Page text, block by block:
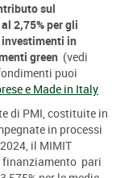
sul
2,75% per gli
in
green (vedi
puoi
e Made in Italy
di PMI, costituite in
in processi
il MIMIT
finanziamento pari